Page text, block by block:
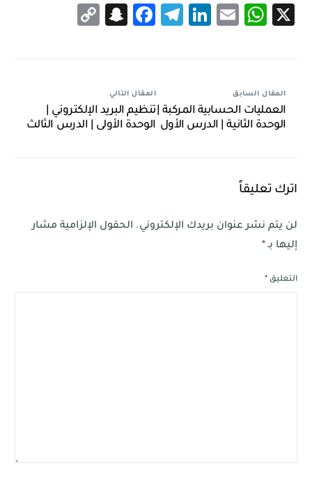
X
WhatsApp
Email
LinkedIn
Telegram
Facebook
Snapchat
المقال السابق
العمليات الحسابية المركبة |
الوحدة الثانية | الدرس الأول
المقال التالي
تنظيم البريد الإلكتروني |
الوحدة الأولى | الدرس الثالث
اترك تعليقاً
لن يتم نشر عنوان بريدك الإلكتروني. الحقول الإلزامية مشار
إليها بـ*
التعليق *